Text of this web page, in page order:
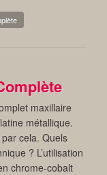
maxillaire
métallique.
cela. Quels
? L’utilisation
chrome-cobalt